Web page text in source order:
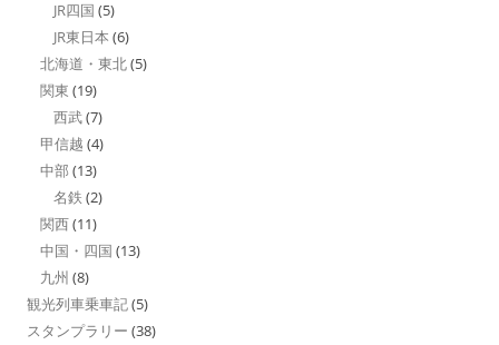
JR四国 (5)
JR東日本 (6)
北海道・東北(5)
関東 (19)
西武(7)
甲信越 (4)
中部 (13)
名鉄 (2)
関西(11)
中国・四国 (13)
九州 (8)
観光列車乗車記(5)
スタンプラリー (38)